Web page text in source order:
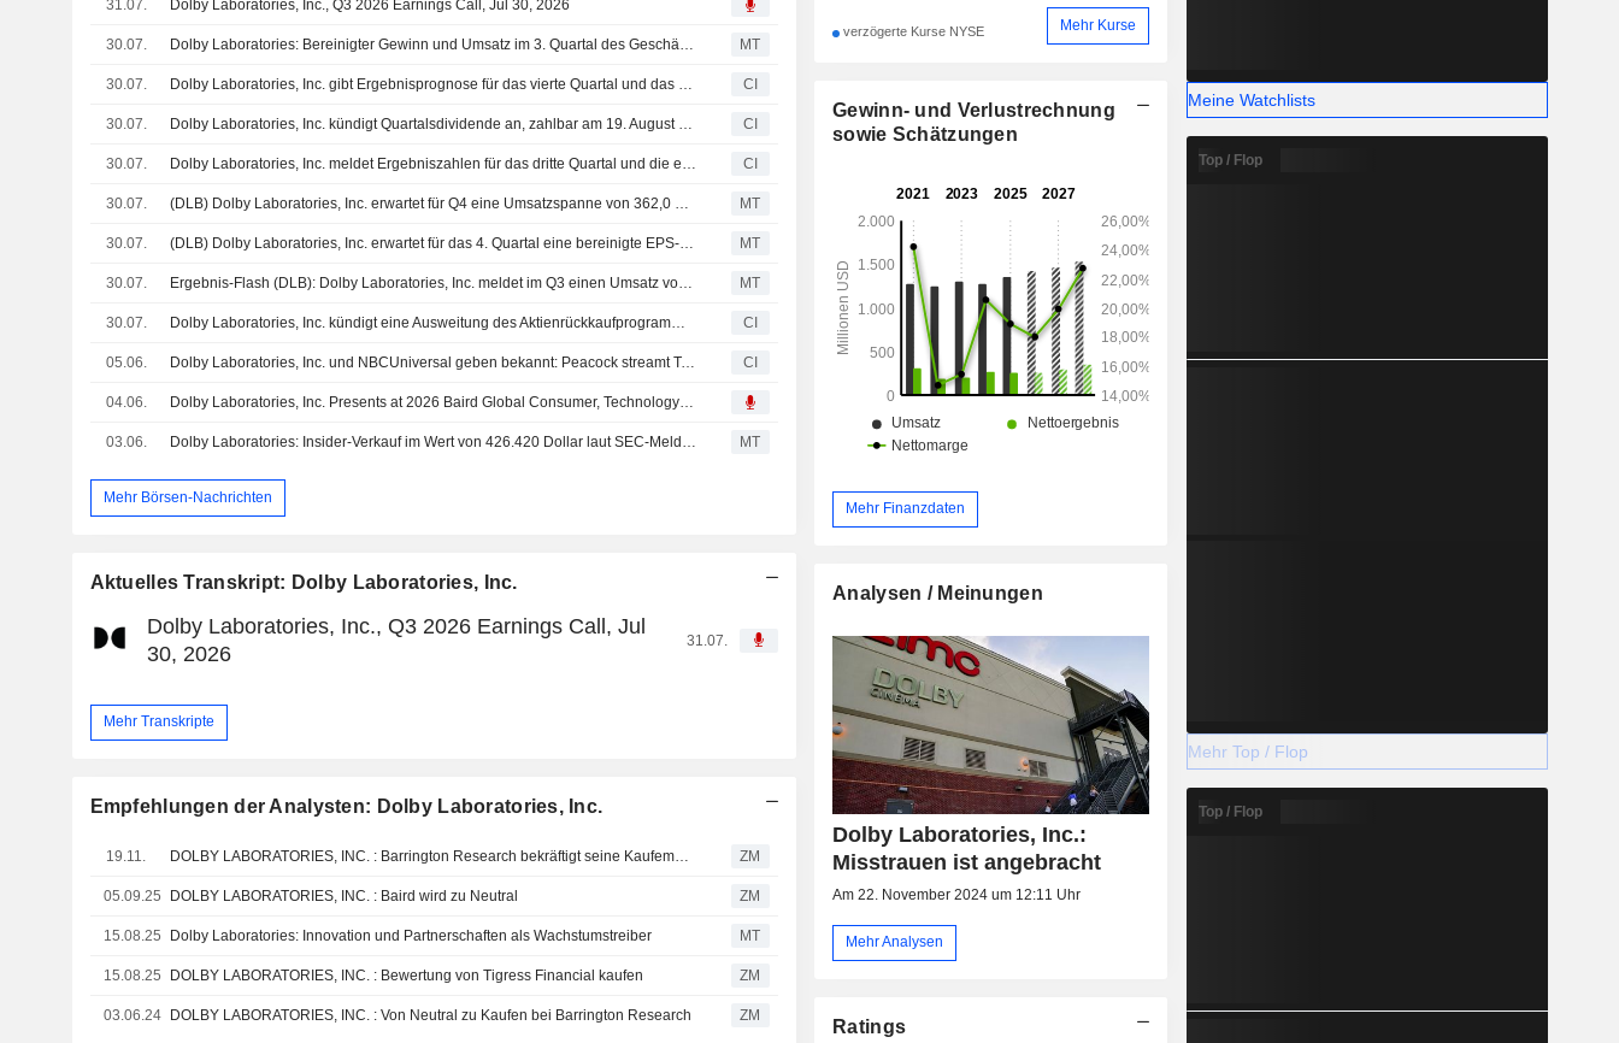
31.07. Dolby Laboratories, Inc., Q3 2026 Earnings Call, Jul 30, 2026
30.07. Dolby Laboratories: Bereinigter Gewinn und Umsatz im 3. Quartal des Geschäftsjahres sinken MT
30.07. Dolby Laboratories, Inc. gibt Ergebnisprognose für das vierte Quartal und das Gesamtjahr des Geschäftsjahres 2026 ab CI
30.07. Dolby Laboratories, Inc. kündigt Quartalsdividende an, zahlbar am 19. August 2026 CI
30.07. Dolby Laboratories, Inc. meldet Ergebniszahlen für das dritte Quartal und die ersten neun Monate bis zum 26. Juni 2026 CI
30.07. (DLB) Dolby Laboratories, Inc. erwartet für Q4 eine Umsatzspanne von 362,0 Mio. USD bis 392,0 Mio. USD MT
30.07. (DLB) Dolby Laboratories, Inc. erwartet für das 4. Quartal eine bereinigte EPS-Spanne von 1,13 bis 1,28 USD MT
30.07. Ergebnis-Flash (DLB): Dolby Laboratories, Inc. meldet im Q3 einen Umsatz von 305,0 Mio. USD, gegenüber einer FactSet-Schätzung von 312,0 Mio. USD MT
30.07. Dolby Laboratories, Inc. kündigt eine Ausweitung des Aktienrückkaufprogramms an. CI
05.06. Dolby Laboratories, Inc. und NBCUniversal geben bekannt: Peacock streamt Telemundos spanischsprachige Berichterstattung zur FIFA Fussball-Weltmeisterschaft 2026 in Dolby Vision und Dolby Atmos mit Dolby AC-4 CI
04.06. Dolby Laboratories, Inc. Presents at 2026 Baird Global Consumer, Technology & Services Conference, Jun-04-2026 09:40 AM
03.06. Dolby Laboratories: Insider-Verkauf im Wert von 426.420 Dollar laut SEC-Meldung MT
Mehr Börsen-Nachrichten
Aktuelles Transkript: Dolby Laboratories, Inc.
Dolby Laboratories, Inc., Q3 2026 Earnings Call, Jul
30, 2026
31.07.
Mehr Transkripte
Empfehlungen der Analysten: Dolby Laboratories, Inc.
19.11. ZM
05.09.25 DOLBY LABORATORIES, INC. : Baird wird zu Neutral ZM
15.08.25 Dolby Laboratories: Innovation und Partnerschaften als Wachstumstreiber MT
15.08.25 DOLBY LABORATORIES, INC. : Bewertung von Tigress Financial kaufen ZM
03.06.24 DOLBY LABORATORIES, INC. : Von Neutral zu Kaufen bei Barrington Research ZM
verzögerte Kurse NYSE Mehr Kurse
Gewinn- und Verlustrechnung
sowie Schätzungen
Mehr Finanzdaten
Analysen / Meinungen
Dolby Laboratories, Inc.:
Misstrauen ist angebracht
Am 22. November 2024 um 12:11 Uhr
Mehr Analysen
Ratings
Meine Watchlists
Top / Flop
Mehr Top / Flop
Top / Flop